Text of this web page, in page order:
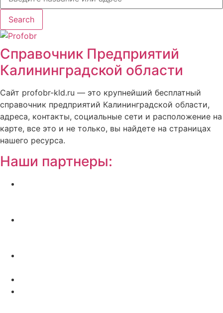
Search
Справочник Предприятий
Калининградской области
Сайт profobr-kld.ru — это крупнейший бесплатный
справочник предприятий Калининградской области,
адреса, контакты, социальные сети и расположение на
карте, все это и не только, вы найдете на страницах
нашего ресурса.
Наши партнеры: